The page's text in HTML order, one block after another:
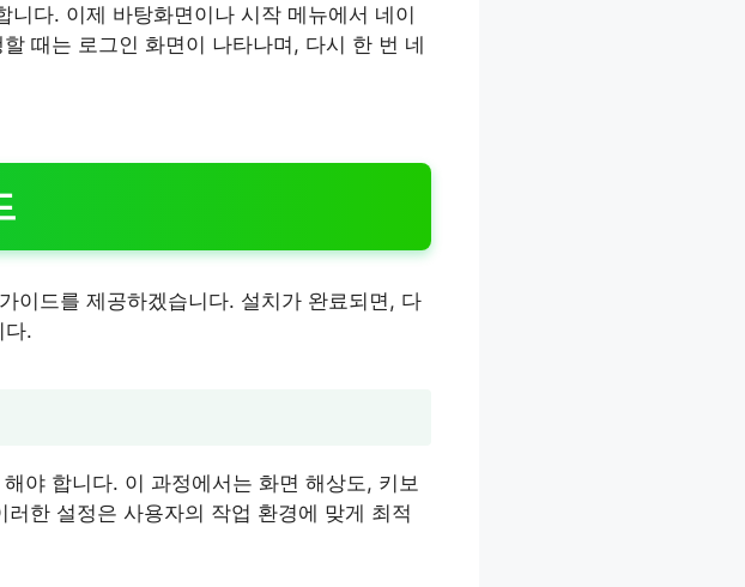
니다. 이제 바탕화면이나 시작 메뉴에서 네이
때는 로그인 화면이 나타나며, 다시 한 번 네
이드를 제공하겠습니다. 설치가 완료되면, 다
다.
야 합니다. 이 과정에서는 화면 해상도, 키보
한 설정은 사용자의 작업 환경에 맞게 최적